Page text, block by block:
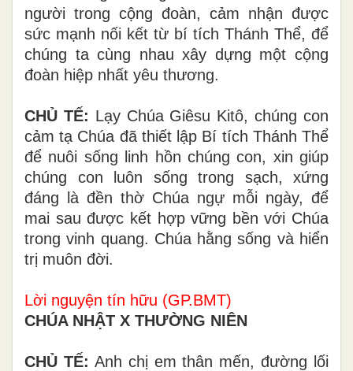
người trong cộng đoàn, cảm nhận được
sức mạnh nối kết từ bí tích Thánh Thể, để
chúng ta cùng nhau xây dựng một cộng
đoàn hiệp nhất yêu thương.
CHỦ TẾ: Lạy Chúa Giêsu Kitô, chúng con
cảm tạ Chúa đã thiết lập Bí tích Thánh Thể
để nuôi sống linh hồn chúng con, xin giúp
chúng con luôn sống trong sạch, xứng
đáng là đền thờ Chúa ngự mỗi ngày, để
mai sau được kết hợp vững bền với Chúa
trong vinh quang. Chúa hằng sống và hiển
trị muôn đời.
Lời nguyện tín hữu (GP.BMT)
CHÚA NHẬT X THƯỜNG NIÊN
CHỦ TẾ: Anh chị em thân mến, đường lối